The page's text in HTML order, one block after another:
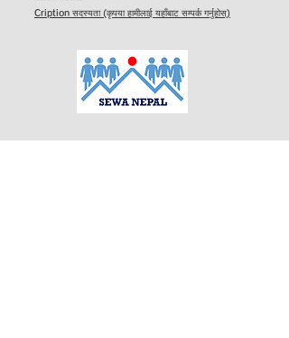
Cription सदस्यता (कृपया हामीलाई यहाँबाट सम्पर्क गर्नुहोस्)